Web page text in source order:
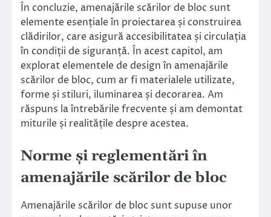
În concluzie, amenajările scărilor de bloc sunt
elemente esențiale în proiectarea și construirea
clădirilor, care asigură accesibilitatea și circulația
în condiții de siguranță. În acest capitol, am
explorat elementele de design în amenajările
scărilor de bloc, cum ar fi materialele utilizate,
forme și stiluri, iluminarea și decorarea. Am
răspuns la întrebările frecvente și am demontat
miturile și realitățile despre acestea.
Norme și reglementări în
amenajările scărilor de bloc
Amenajările scărilor de bloc sunt supuse unor